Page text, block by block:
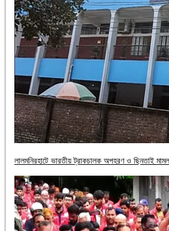
লালমনিরহাটে ভারতীয় ট্রাকচালক অপহরণ ও ছিনতাই